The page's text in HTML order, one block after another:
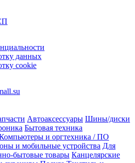
данных
cookie
Автоаксессуары Шины/диски
Бытовая техника
и оргтехника / ПО
и мобильные устройства Для
бытовые товары Канцелярские